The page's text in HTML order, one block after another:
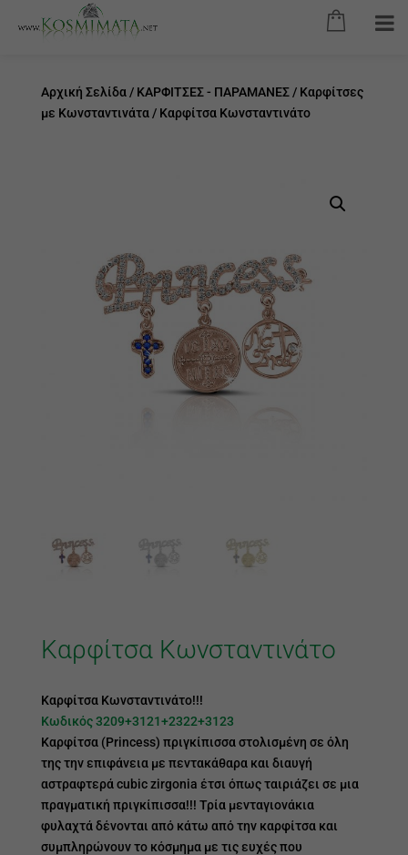
Αρχική Σελίδα/ ΚΑΡΦΙΤΣΕΣ - ΠΑΡΑΜΑΝΕΣ/ Καρφίτσες
με Κωνσταντινάτα/ Καρφίτσα Κωνσταντινάτο
Καρφίτσα Κωνσταντινάτο
Καρφίτσα Κωνσταντινάτο!!!
Κωδικός 3209+3121+2322+3123
Καρφίτσα (Princess) πριγκίπισσα στολισμένη σε όλη
της την επιφάνεια με πεντακάθαρα και διαυγή
αστραφτερά cubic zirgonia έτσι όπως ταιριάζει σε μια
πραγματική πριγκίπισσα!!! Τρία μενταγιονάκια
φυλαχτά δένονται από κάτω από την καρφίτσα και
συμπληρώνουν το κόσμημα με τις ευχές που